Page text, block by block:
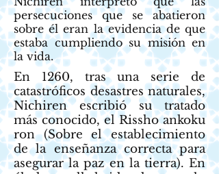
persecuciones que se abatieron
sobre él eran la evidencia de que
estaba cumpliendo su misión en
la vida.
En 1260, tras una serie de
catastróficos desastres naturales,
Nichiren escribió su tratado
más conocido, el Rissho ankoku
ron (Sobre el establecimiento
de la enseñanza correcta para
asegurar la paz en la tierra). En